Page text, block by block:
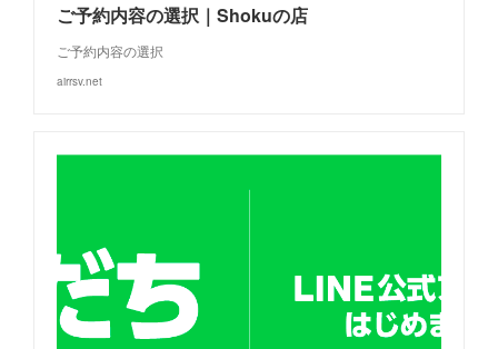
ご予約内容の選択｜Shokuの店
ご予約内容の選択
airrsv.net